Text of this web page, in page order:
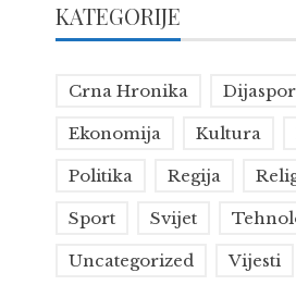
KATEGORIJE
Crna Hronika
Ekonomija Kultura
Politika Regija
Sport Svijet
Uncategorized Vijesti